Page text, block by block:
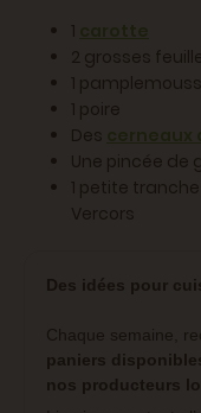
1 carotte
2 grosses
1
1 poire
Des cerneaux
Une pincée de
1 petite
Vercors
Des idées pour
Chaque semaine,
paniers
nos producteurs